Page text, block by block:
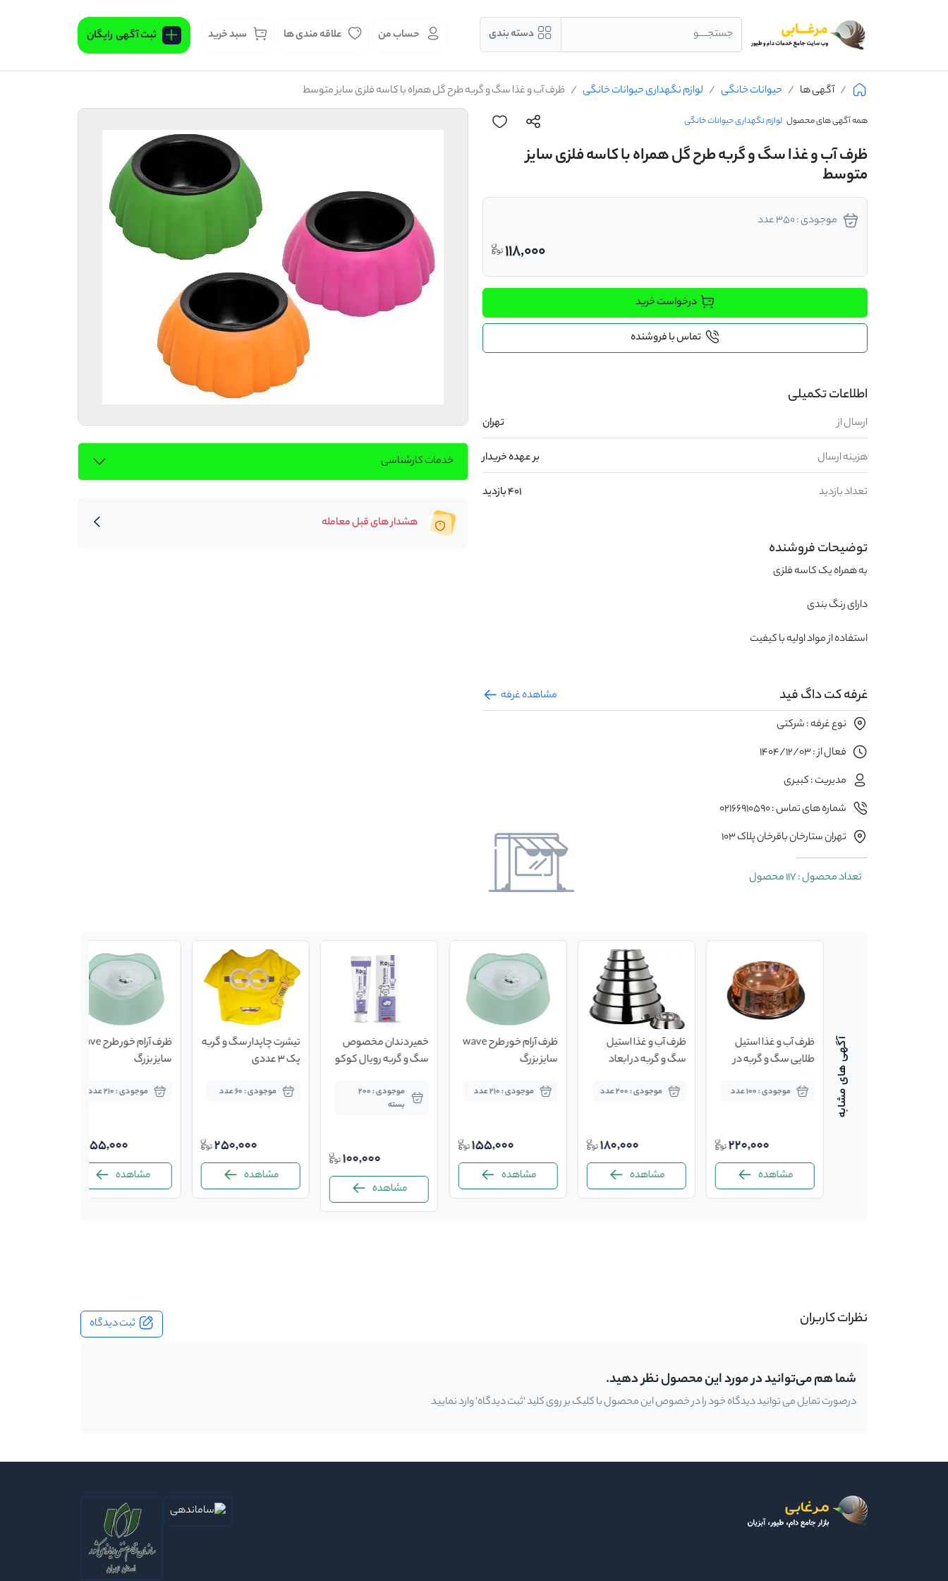
جستجــــو دسته بندی حساب من علاقه مندی ها سبد خرید ثبت آگهی رایگان
آگهی ها حیوانات خانگی لوازم نگهداری حیوانات خانگی ظرف آب و غذا سگ و گربه طرح گل همراه با کاسه فلزی سایز متوسط
همه آگهی های محصول لوازم نگهداری حیوانات خانگی
ظرف آب و غذا سگ و گربه طرح گل همراه با کاسه فلزی سایز
متوسط
موجودی : 350 عدد
118,000
درخواست خرید
تماس با فروشنده
اطلاعات تکمیلی
ارسال از تهران
هزینه ارسال بر عهده خریدار
تعداد بازدید 401 بازدید
توضیحات فروشنده
استفاده از مواد اولیه با کیفیت
غرفه کت داگ فید
مشاهده غرفه
نوع غرفه : شرکتی
فعال از : 1404/12/03
مدیریت : کبیری
شماره های تماس : 02166910590
تهران ستارخان باقرخان پلاک 103
تعداد محصول : 117 محصول
خدمات کارشناسی
هشدار های قبل معامله
ظرف آب و غذا استیل
طلایی سگ و گربه در
موجودی : 100 عدد
220,000
مشاهده
ظرف آب و غذا استیل
سگ و گربه در ابعاد
موجودی : 200 عدد
180,000
مشاهده
ظرف آرام خور طرح wave
سایز بزرگ
موجودی : 210 عدد
155,000
مشاهده
خمیر دندان مخصوص
سگ و گربه رویال کوکو
موجودی : 200
بسته
100,000
مشاهده
تیشرت چاپدار سگ و گربه
پک 3 عددی
موجودی : 60 عدد
250,000
مشاهده
ظرف آرام خور طرح wave
سایز بزرگ
موجودی : 210 عدد
155,000
مشاهده
نظرات کاربران ثبت دیدگاه
شما هم می‌توانید در مورد این محصول نظر دهید.
درصورت تمایل می توانید دیدگاه خود را در خصوص این محصول با کلیک بر روی کلید 'ثبت دیدگاه' وارد نمایید